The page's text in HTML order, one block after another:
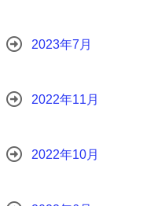
2023年7月
2022年11月
2022年10月